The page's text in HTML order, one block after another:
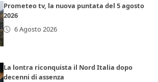
Prometeo tv, la nuova puntata del 5 agosto
2026
6 Agosto 2026
La lontra riconquista il Nord Italia dopo
decenni di assenza